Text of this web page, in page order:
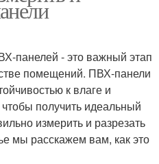
панелей - это важный этап
помещений. ПВХ-панели
к влаге и
получить идеальный
измерить и разрезать
мы расскажем вам, как это